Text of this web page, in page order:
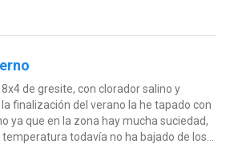
de gresite, con clorador salino y
finalización del verano la he tapado con
ya que en la zona hay mucha suciedad,
todavía no ha bajado de los...